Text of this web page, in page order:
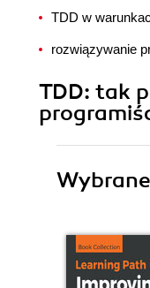
TDD w
rozwiązywanie
TDD: tak